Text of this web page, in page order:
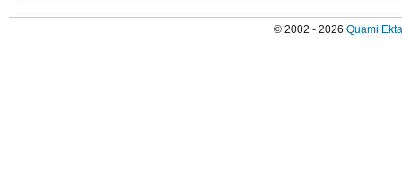
© 2002 - 2026 Quami